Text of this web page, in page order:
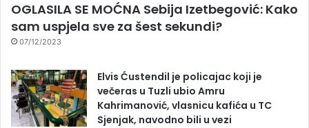
OGLASILA SE MOĆNA Sebija Izetbegović: Kako
sam uspjela sve za šest sekundi?
07/12/2023
Elvis Ćustendil je policajac koji je
večeras u Tuzli ubio Amru
Kahrimanović, vlasnicu kafića u TC
Sjenjak, navodno bili u vezi